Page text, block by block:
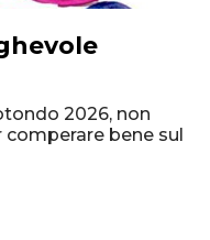
2026, non
comperare bene sul